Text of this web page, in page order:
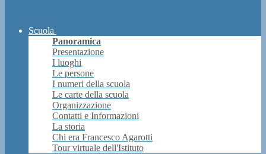
Scuola
Panoramica
Presentazione
I luoghi
Le persone
I numeri della scuola
Le carte della scuola
Organizzazione
Contatti e Informazioni
La storia
Chi era Francesco Agarotti
Tour virtuale dell'Istituto